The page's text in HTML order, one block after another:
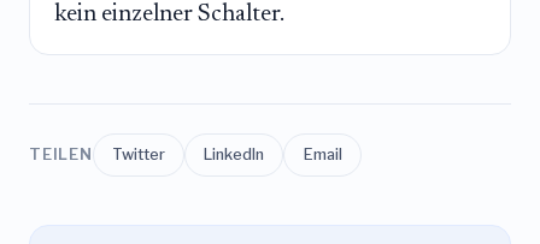
kein einzelner Schalter.
TEILEN Twitter LinkedIn Email